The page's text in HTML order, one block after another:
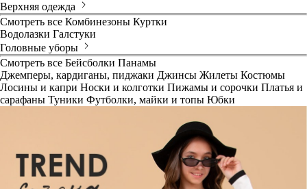
Верхняя одежда
Смотреть все Комбинезоны Куртки
Водолазки Галстуки
Головные уборы
Смотреть все Бейсболки Панамы
Джемперы, кардиганы, пиджаки Джинсы Жилеты Костюмы
Лосины и капри Носки и колготки Пижамы и сорочки Платья и
сарафаны Туники Футболки, майки и топы Юбки